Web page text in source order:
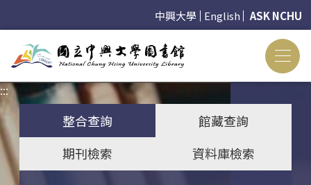
中興大學 English ASK NCHU
:::
整合查詢
館藏查詢
期刊檢索
資料庫檢索